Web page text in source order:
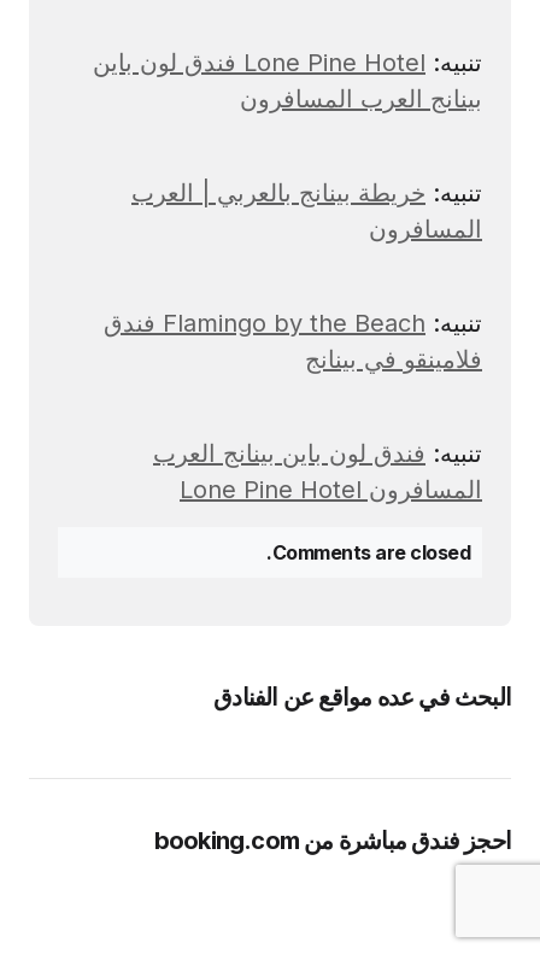
تنبيه:
Lone Pine Hotel فندق لون باين
بينانج العرب المسافرون
تنبيه: خريطة بينانج بالعربي | العرب
المسافرون
تنبيه:
Flamingo by the Beach فندق
فلامينقو في بينانج
تنبيه: فندق لون باين بينانج العرب
المسافرون Lone Pine Hotel
Comments are closed.
البحث في عده مواقع عن الفنادق
احجز فندق مباشرة من booking.com